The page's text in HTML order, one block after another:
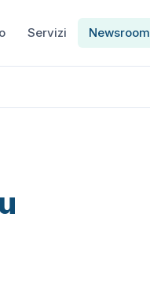
Servizi Newsroom